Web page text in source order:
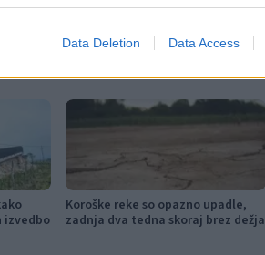
Data Deletion Data Access
Koroške reke so opazno upadle,
zadnja dva tedna skoraj brez dežja